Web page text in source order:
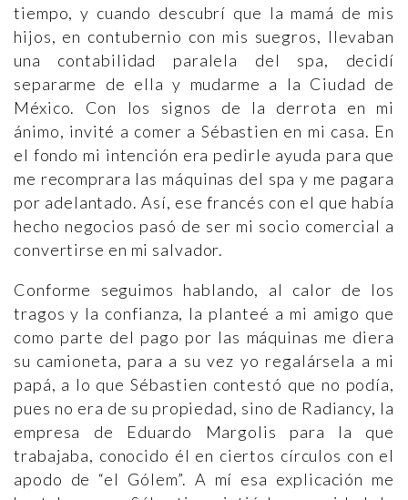
tiempo, y cuando descubrí que la mamá de mis
hijos, en contubernio con mis suegros, llevaban
una contabilidad paralela del spa, decidí
separarme de ella y mudarme a la Ciudad de
México. Con los signos de la derrota en mi
ánimo, invité a comer a Sébastien en mi casa. En
el fondo mi intención era pedirle ayuda para que
me recomprara las máquinas del spa y me pagara
por adelantado. Así, ese francés con el que había
hecho negocios pasó de ser mi socio comercial a
convertirse en mi salvador.
Conforme seguimos hablando, al calor de los
tragos y la confianza, la planteé a mi amigo que
como parte del pago por las máquinas me diera
su camioneta, para a su vez yo regalársela a mi
papá, a lo que Sébastien contestó que no podía,
pues no era de su propiedad, sino de Radiancy, la
empresa de Eduardo Margolis para la que
trabajaba, conocido él en ciertos círculos con el
apodo de “el Gólem”. A mí esa explicación me